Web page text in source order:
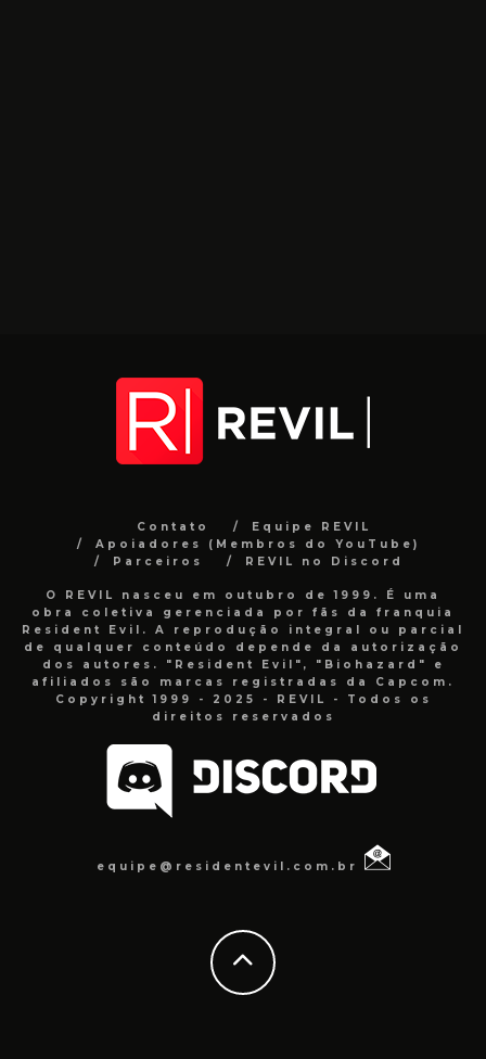
Contato
Equipe REVIL
Apoiadores (Membros do YouTube)
Parceiros
REVIL no Discord
O REVIL nasceu em outubro de 1999. É uma
obra coletiva gerenciada por fãs da franquia
Resident Evil. A reprodução integral ou parcial
de qualquer conteúdo depende da autorização
dos autores. "Resident Evil", "Biohazard" e
afiliados são marcas registradas da Capcom.
Copyright 1999 - 2025 - REVIL - Todos os
direitos reservados
equipe@residentevil.com.br